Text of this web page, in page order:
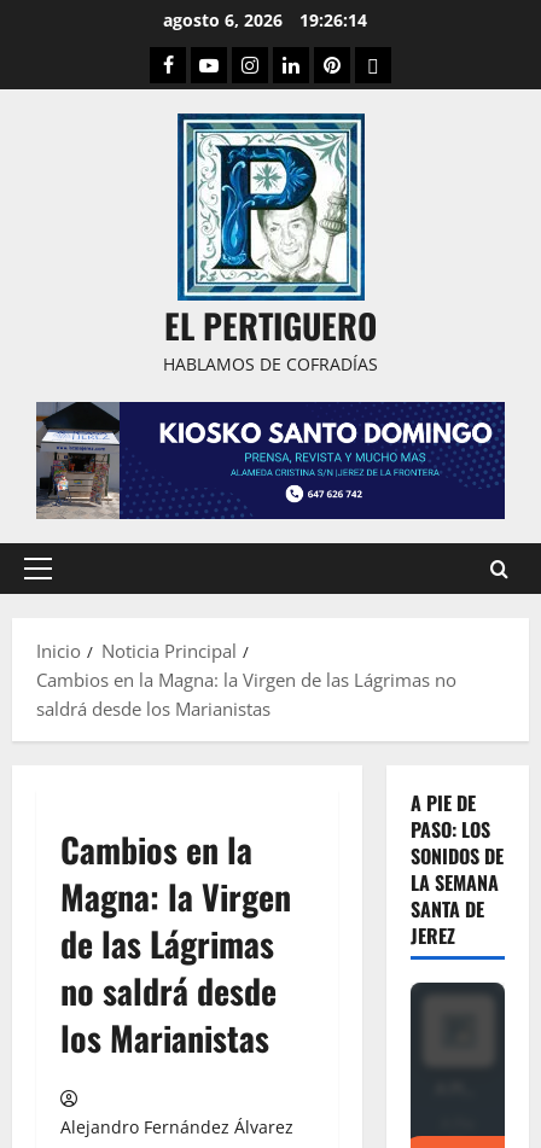
agosto 6, 2026 19:26:15
Facebook
YoutubeInstagram
LinkedPinterestDribbble
EL PERTIGUERO
HABLAMOS DE COFRADÍAS
Menú
Inicio
Noticia Principal
Cambios en la Magna: la Virgen de las Lágrimas no
saldrá desde los Marianistas
Cambios en la
Magna: la Virgen
de las Lágrimas
no saldrá desde
los Marianistas
Alejandro Fernández Álvarez
A PIE DE
PASO: LOS
SONIDOS DE
LA SEMANA
SANTA DE
JEREZ